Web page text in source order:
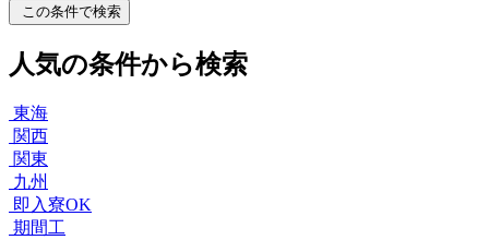
この条件で検索
人気の条件から検索
東海
関西
関東
九州
即入寮OK
期間工